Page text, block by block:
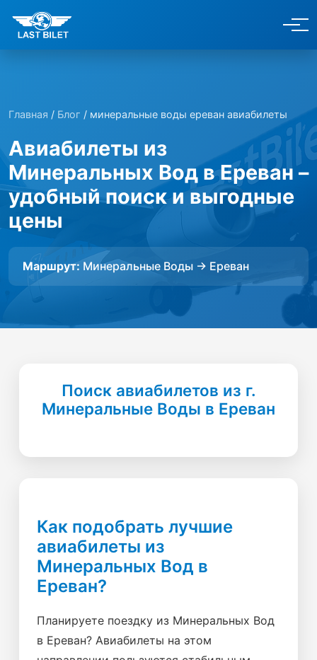
Главная / Блог / минеральные воды ереван авиабилеты
Авиабилеты из
Минеральных Вод в Ереван –
удобный поиск и выгодные
цены
Маршрут: Минеральные Воды → Ереван
Поиск авиабилетов из г.
Минеральные Воды в Ереван
Как подобрать лучшие
авиабилеты из
Минеральных Вод в
Ереван?
Планируете поездку из Минеральных Вод
в Ереван? Авиабилеты на этом